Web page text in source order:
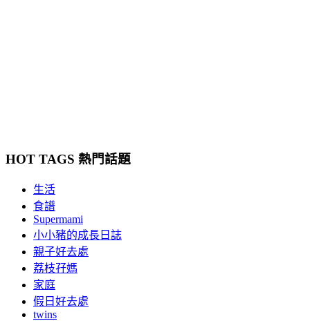
HOT TAGS 熱門話題
生活
食譜
Supermami
小小豬的成長日誌
親子好去處
荔枝孖媽
家庭
假日好去處
twins